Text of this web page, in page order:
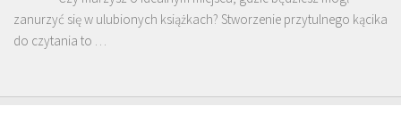
zanurzyć się w ulubionych książkach? Stworzenie przytulnego kącika
do czytania to …